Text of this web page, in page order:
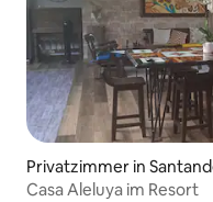
Privatzimmer in
Casa Aleluya im Resort